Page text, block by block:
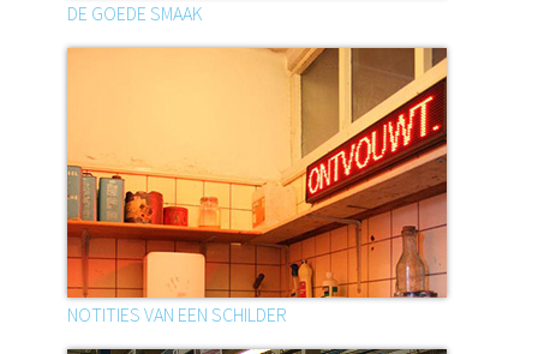
DE GOEDE SMAAK
NOTITIES VAN EEN SCHILDER